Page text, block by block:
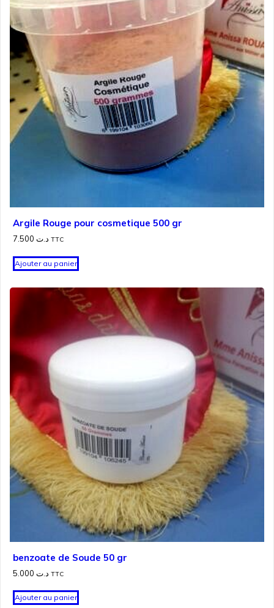
Argile Rouge pour cosmetique 500 gr
د.ت TTC
Ajouter au panier
benzoate de Soude 50 gr
د.ت TTC
Ajouter au panier